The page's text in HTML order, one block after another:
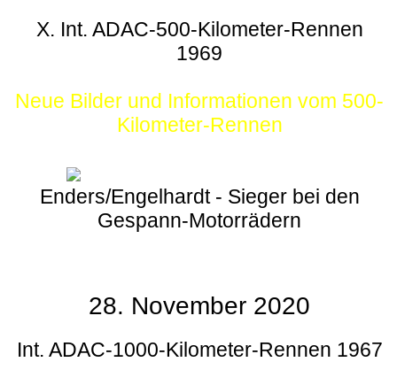
X. Int. ADAC-500-Kilometer-Rennen
1969
Neue Bilder und Informationen vom 500-
Kilometer-Rennen
Enders/Engelhardt - Sieger bei den
Gespann-Motorrädern
28. November 2020
Int. ADAC-1000-Kilometer-Rennen 1967